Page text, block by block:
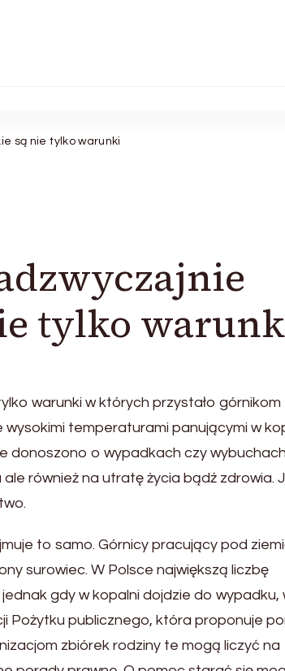
są nie tylko warunki
tylko
warunki w których przystało górnikom
temperaturami panującymi w
donoszono o wypadkach czy
również na utratę życia bądź zdrowia.
to samo. Górnicy pracujący pod
surowiec. W Polsce największą liczbę
gdy w kopalni dojdzie do wypadku,
Pożytku publicznego, która proponuje
zbiórek rodziny te mogą liczyć na